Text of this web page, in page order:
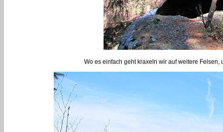
Wo es einfach geht kraxeln wir auf weitere